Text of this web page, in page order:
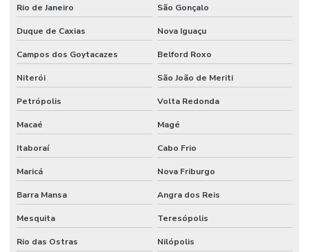
Empresa de projeto industrial
Empresa de projeto de manutenção
Empresa de projetos em engenharia
Empresa de terceirização de mão de obra
Empresas prestadoras de serviços de mão de obra terceirizada
Empresas que terceirizam serviços de produção
Engenheiros terceirizados
Equipe mao de obra temporaria e terceirizada
Rio de Janeiro São Gonçalo
Duque de Caxias Nova Iguaçu
Campos dos Goytacazes Belford Roxo
Niterói São João de Meriti
Petrópolis Volta Redonda
Macaé Magé
Itaboraí Cabo Frio
Maricá Nova Friburgo
Barra Mansa Angra dos Reis
Mesquita Teresópolis
Rio das Ostras Nilópolis